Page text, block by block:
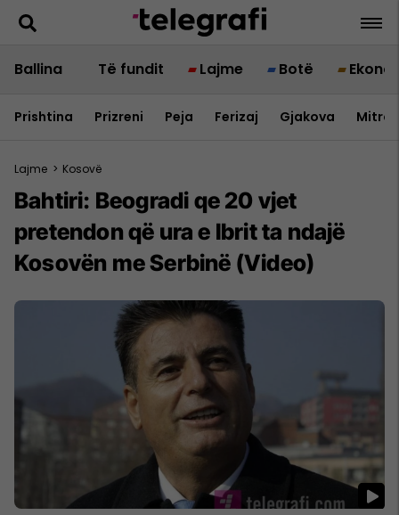
Ballina Të fundit Lajme Botë
Prishtina Prizreni Peja Ferizaj Gjakova
Lajme > Kosovë
Bahtiri: Beogradi qe 20 vjet
pretendon që ura e Ibrit ta ndajë
Kosovën me Serbinë (Video)